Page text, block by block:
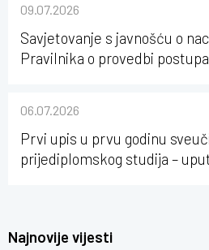
09.07.2026
Savjetovanje s javnošću o
Pravilnika o provedbi
Osijeku
06.07.2026
Prvi upis u prvu godinu
prijediplomskog studija –
Najnovije vijesti